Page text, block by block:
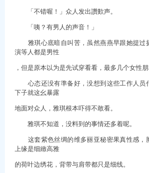
「不错喔！」众人发出讚歎声。
「咦？有男人的声音！」
雅琪心底暗自叫苦，虽然燕燕早跟她提过
演等人都是男性
，但是原本以为是先试穿看看，最多几个女性朋
心态还没有準备好，没想到这些工作人员
下子就这幺暴露
地面对众人，雅琪根本吓得不敢看。
雅琪不知道，没料到的事情还多着呢。
这套紫色丝绸的维多丽亚秘密果真性感，
上缘是细緻高雅
的荷叶边绣花，背带与肩带都只是细线。